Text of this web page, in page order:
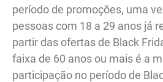
período de promoções, uma
pessoas com 18 a 29 anos já
partir das ofertas de Black
faixa de 60 anos ou mais é a
participação no período de